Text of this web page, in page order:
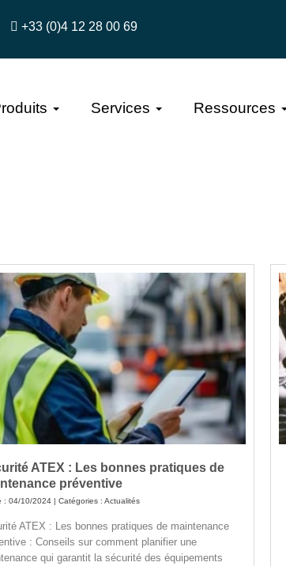
+33 (0)4 12 28 00 69
Services Ressources
ATEX : Les bonnes pratiques de
préventive
: 04/10/2024 | Catégories : Actualités
ATEX : Les bonnes pratiques de maintenance
: Conseils sur comment planifier une
qui garantit la sécurité des équipements